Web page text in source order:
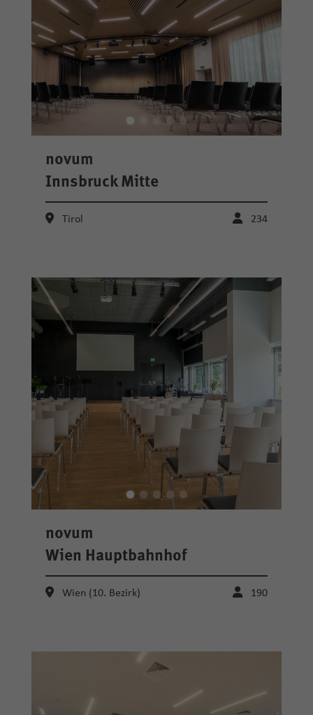
novum
Innsbruck Mitte
Tirol 234
novum
Wien Hauptbahnhof
Wien (10. Bezirk) 190